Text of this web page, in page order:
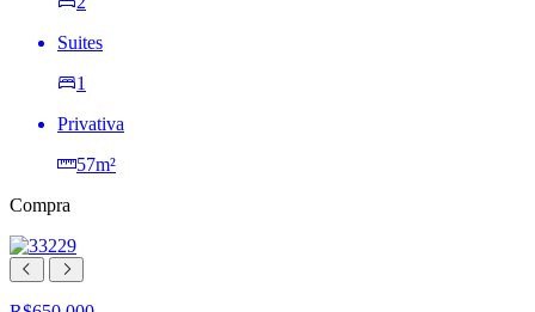
Suites
1
Privativa
57m²
Compra